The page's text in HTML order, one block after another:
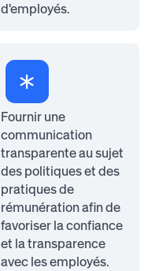
d'employés.
Fournir une
communication
transparente au sujet
des politiques et des
pratiques de
rémunération afin de
favoriser la confiance
et la transparence
avec les employés.